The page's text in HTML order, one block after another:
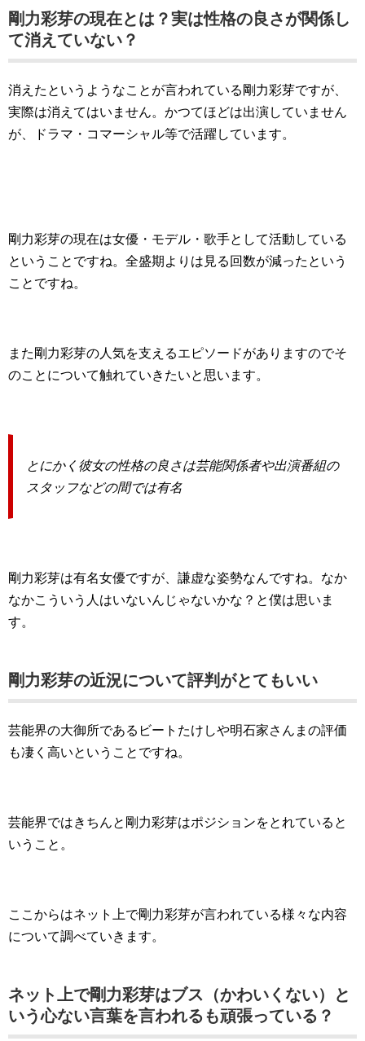
剛力彩芽の現在とは？実は性格の良さが関係し
て消えていない？
消えたというようなことが言われている剛力彩芽ですが、
実際は消えてはいません。かつてほどは出演していません
が、ドラマ・コマーシャル等で活躍しています。
剛力彩芽の現在は女優・モデル・歌手として活動している
ということですね。全盛期よりは見る回数が減ったという
ことですね。
また剛力彩芽の人気を支えるエピソードがありますのでそ
のことについて触れていきたいと思います。
とにかく彼女の性格の良さは芸能関係者や出演番組の
スタッフなどの間では有名
剛力彩芽は有名女優ですが、謙虚な姿勢なんですね。なか
なかこういう人はいないんじゃないかな？と僕は思いま
す。
剛力彩芽の近況について評判がとてもいい
芸能界の大御所であるビートたけしや明石家さんまの評価
も凄く高いということですね。
芸能界ではきちんと剛力彩芽はポジションをとれていると
いうこと。
ここからはネット上で剛力彩芽が言われている様々な内容
について調べていきます。
ネット上で剛力彩芽はブス（かわいくない）と
いう心ない言葉を言われるも頑張っている？